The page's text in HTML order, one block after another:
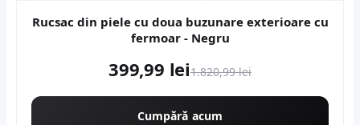
Rucsac din piele cu doua buzunare exterioare cu
fermoar - Negru
399,99 lei1.820,99 lei
Cumpără acum